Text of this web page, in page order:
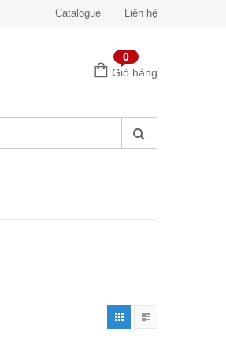
Catalogue Liên hệ
0
Giỏ hàng